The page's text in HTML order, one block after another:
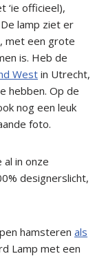
‘ie officieel),
lamp ziet er
met een grote
is. Heb de
West in Utrecht,
hebben. Op de
nog een leuk
foto.
in onze
designerslicht,
hamsteren als
Lamp met een